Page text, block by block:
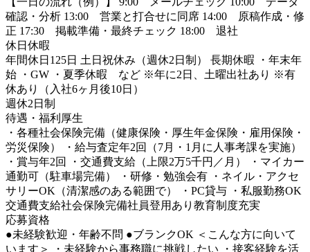
確認・分析 13:00 営業と打合せに同席 14:00 原稿作成・修
正 17:30 掲載準備・最終チェック 18:00 退社
休日休暇
年間休日125日 土日祝休み（週休2日制） 長期休暇 ・年末年
始 ・GW ・夏季休暇 など ※年に2日、土曜出社あり ※有
休あり（入社6ヶ月後10日）
週休2日制
待遇・福利厚生
・各種社会保険完備（健康保険・厚生年金保険・雇用保険・
労災保険） ・給与査定年2回（7月・1月に人事考課を実施）
・賞与年2回 ・交通費支給（上限2万5千円／月） ・マイカー
通勤可（駐車場完備） ・研修・勉強会有 ・ネイル・アクセ
サリーOK（清潔感のある範囲で） ・PC貸与 ・私服勤務OK
交通費支給社会保険完備社員登用あり 教育制度充実
応募資格
●未経験歓迎・年齢不問 ●ブランクOK ＜こんな方に向いて
います＞ ・未経験から事務職に挑戦したい ・接客経験を活